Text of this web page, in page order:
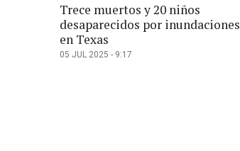
Trece muertos y 20 niños
desaparecidos por inundaciones
en Texas
05 JUL 2025 - 9:17